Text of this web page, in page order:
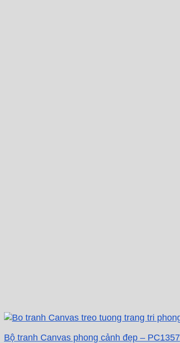
Bộ tranh Canvas phong cảnh đẹp – PC1357